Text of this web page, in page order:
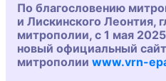
По благословению
и Лискинского Леонтия,
митрополии, с 1 мая
новый официальный
митрополии www.vrn-